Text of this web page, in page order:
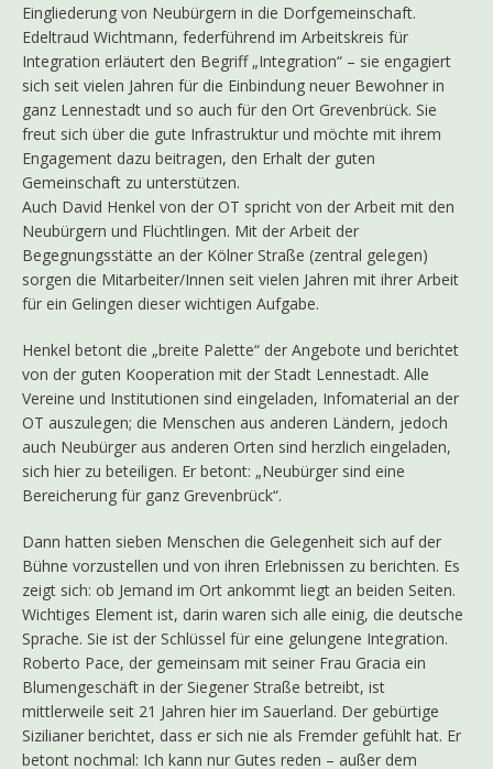
Eingliederung von Neubürgern in die Dorfgemeinschaft.
Edeltraud Wichtmann, federführend im Arbeitskreis für
Integration erläutert den Begriff „Integration“ – sie engagiert
sich seit vielen Jahren für die Einbindung neuer Bewohner in
ganz Lennestadt und so auch für den Ort Grevenbrück. Sie
freut sich über die gute Infrastruktur und möchte mit ihrem
Engagement dazu beitragen, den Erhalt der guten
Gemeinschaft zu unterstützen.
Auch David Henkel von der OT spricht von der Arbeit mit den
Neubürgern und Flüchtlingen. Mit der Arbeit der
Begegnungsstätte an der Kölner Straße (zentral gelegen)
sorgen die Mitarbeiter/Innen seit vielen Jahren mit ihrer Arbeit
für ein Gelingen dieser wichtigen Aufgabe.
Henkel betont die „breite Palette“ der Angebote und berichtet
von der guten Kooperation mit der Stadt Lennestadt. Alle
Vereine und Institutionen sind eingeladen, Infomaterial an der
OT auszulegen; die Menschen aus anderen Ländern, jedoch
auch Neubürger aus anderen Orten sind herzlich eingeladen,
sich hier zu beteiligen. Er betont: „Neubürger sind eine
Bereicherung für ganz Grevenbrück“.
Dann hatten sieben Menschen die Gelegenheit sich auf der
Bühne vorzustellen und von ihren Erlebnissen zu berichten. Es
zeigt sich: ob Jemand im Ort ankommt liegt an beiden Seiten.
Wichtiges Element ist, darin waren sich alle einig, die deutsche
Sprache. Sie ist der Schlüssel für eine gelungene Integration.
Roberto Pace, der gemeinsam mit seiner Frau Gracia ein
Blumengeschäft in der Siegener Straße betreibt, ist
mittlerweile seit 21 Jahren hier im Sauerland. Der gebürtige
Sizilianer berichtet, dass er sich nie als Fremder gefühlt hat. Er
betont nochmal: Ich kann nur Gutes reden – außer dem